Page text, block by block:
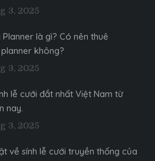
3, 2025
là gì? Có nên thuê
không?
3, 2025
lễ cưới đắt nhất Việt Nam từ
nay.
3, 2025
về sính lễ cưới truyền thống của